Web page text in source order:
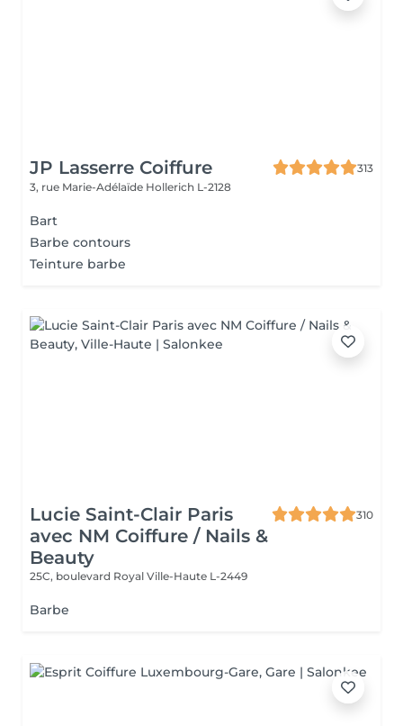
JP Lasserre Coiffure
313
3, rue Marie-Adélaïde Hollerich L-2128
Bart
Barbe contours
Teinture barbe
Lucie Saint-Clair Paris
avec NM Coiffure / Nails &
Beauty
310
25C, boulevard Royal Ville-Haute L-2449
Barbe